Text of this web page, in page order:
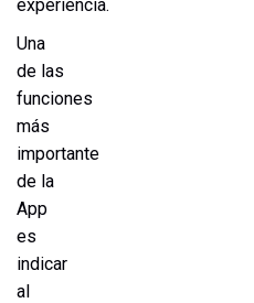
experiencia.
Una
de las
funciones
más
importante
de la
App
es
indicar
al